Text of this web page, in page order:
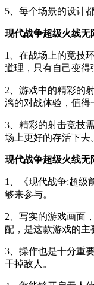
5、每个场景的设计
现代战争超级火线无
1、在战场上的竞技
道理，只有自己变得
2、游戏中的精彩的
漓的对战体验，值得
3、精彩的射击竞技
场上更好的存活下去
现代战争超级火线无
1、《现代战争:超级
够来参与。
2、写实的游戏画面
配，是这款游戏的主
3、操作也是十分重
干掉敌人。